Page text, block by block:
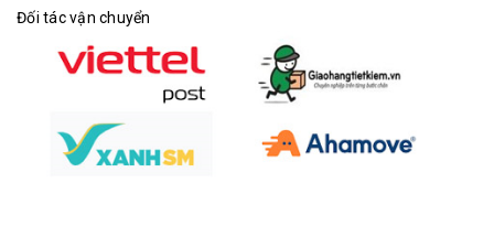
Đối tác vận chuyển